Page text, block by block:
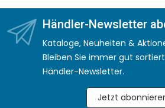
Händler-Newsletter
Kataloge, Neuheiten &
Bleiben Sie immer gut
Händler-Newsletter.
Jetzt